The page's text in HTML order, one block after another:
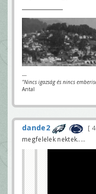
---
"Nincs igazság és nincs
Antal
dande2
megfelelek nektek.....